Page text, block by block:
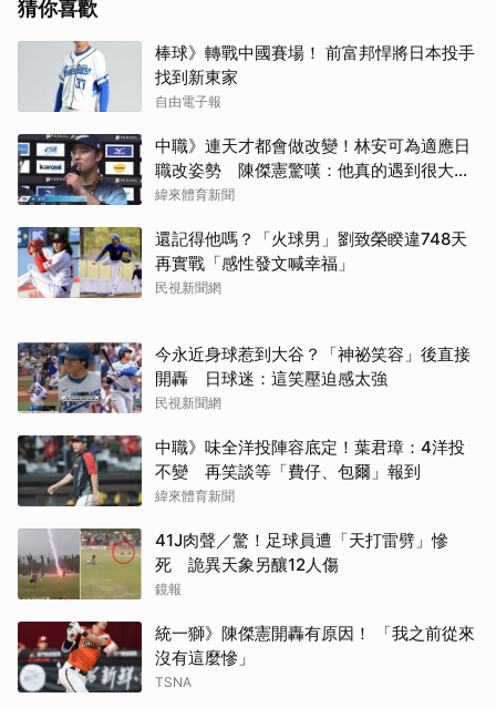
猜你喜歡
棒球》轉戰中國賽場！ 前富邦悍將日本投手
找到新東家
自由電子報
中職》連天才都會做改變！林安可為適應日
職改姿勢 陳傑憲驚嘆：他真的遇到很大挫
折
緯來體育新聞
還記得他嗎？「火球男」劉致榮睽違748天
再實戰「感性發文喊幸福」
民視新聞網
今永近身球惹到大谷？「神祕笑容」後直接
開轟 日球迷：這笑壓迫感太強
民視新聞網
中職》味全洋投陣容底定！葉君璋：4洋投
不變 再笑談等「費仔、包爾」報到
緯來體育新聞
41J肉聲／驚！足球員遭「天打雷劈」慘
死 詭異天象另釀12人傷
鏡報
統一獅》陳傑憲開轟有原因！ 「我之前從來
沒有這麼慘」
TSNA